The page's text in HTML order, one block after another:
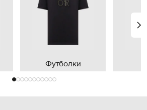
Футболки